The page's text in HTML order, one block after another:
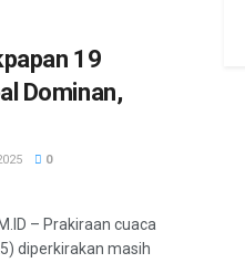
19
Dominan,
0
– Prakiraan cuaca
diperkirakan masih